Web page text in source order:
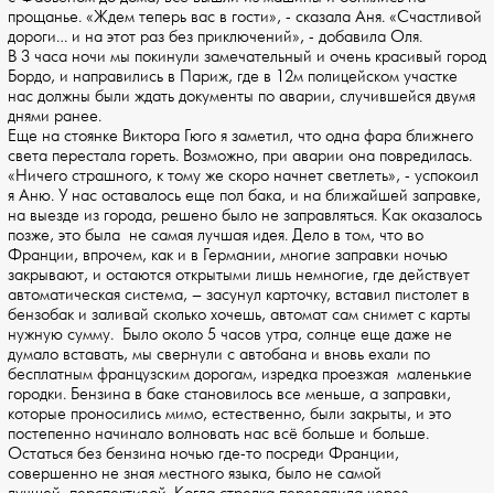
прощанье. «Ждем теперь вас в гости», - сказала Аня. «Счастливой
дороги… и на этот раз без приключений», - добавила Оля.
В 3 часа ночи мы покинули замечательный и очень красивый город
Бордо, и направились в Париж, где в 12м полицейском участке
нас должны были ждать документы по аварии, случившейся двумя
днями ранее.
Еще на стоянке Виктора Гюго я заметил, что одна фара ближнего
света перестала гореть. Возможно, при аварии она повредилась.
«Ничего страшного, к тому же скоро начнет светлеть», - успокоил
я Аню. У нас оставалось еще пол бака, и на ближайшей заправке,
на выезде из города, решено было не заправляться. Как оказалось
позже, это была не самая лучшая идея. Дело в том, что во
Франции, впрочем, как и в Германии, многие заправки ночью
закрывают, и остаются открытыми лишь немногие, где действует
автоматическая система, – засунул карточку, вставил пистолет в
бензобак и заливай сколько хочешь, автомат сам снимет с карты
нужную сумму. Было около 5 часов утра, солнце еще даже не
думало вставать, мы свернули с автобана и вновь ехали по
бесплатным французским дорогам, изредка проезжая маленькие
городки. Бензина в баке становилось все меньше, а заправки,
которые проносились мимо, естественно, были закрыты, и это
постепенно начинало волновать нас всё больше и больше.
Остаться без бензина ночью где-то посреди Франции,
совершенно не зная местного языка, было не самой